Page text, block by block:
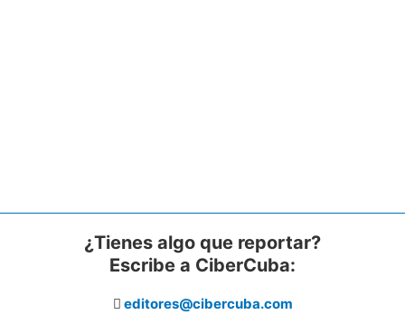
¿Tienes algo que reportar?
Escribe a CiberCuba:
editores@cibercuba.com